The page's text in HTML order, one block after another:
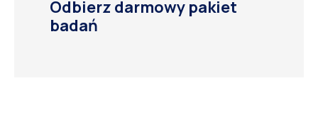
Odbierz darmowy pakiet
badań